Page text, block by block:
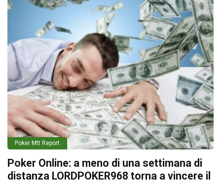
Poker Mtt Report
Poker Online: a meno di una settimana di
distanza LORDPOKER968 torna a vincere il